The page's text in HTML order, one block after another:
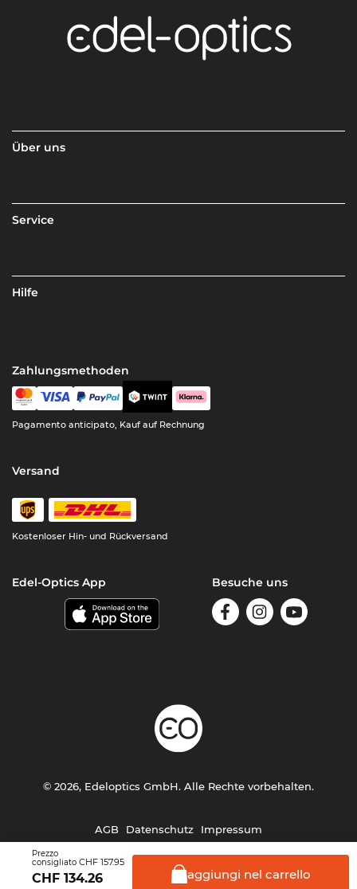
Prezzo
consigliato CHF 157.95
CHF 134.26 aggiungi nel carrello
Über uns
Service
Hilfe
Zahlungsmethoden
Pagamento anticipato, Kauf auf Rechnung
Versand
Kostenloser Hin- und Rückversand
Edel-Optics App Besuche uns
AGB Datenschutz Impressum
© 2026, Edeloptics GmbH. Alle Rechte vorbehalten.